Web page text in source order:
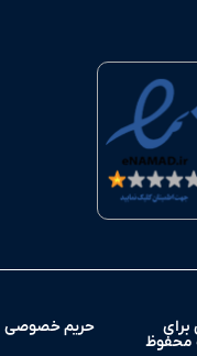
حریم خصوصی